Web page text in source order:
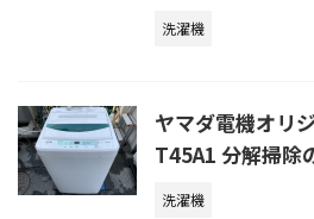
洗濯機
ヤマダ電機オリ
T45A1 分解掃除
洗濯機